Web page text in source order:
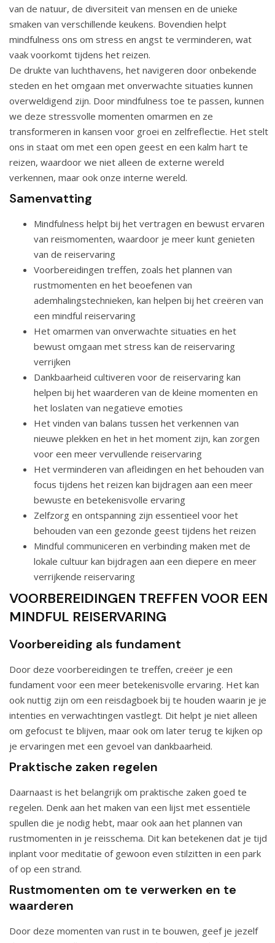
van de natuur, de diversiteit van mensen en de unieke
smaken van verschillende keukens. Bovendien helpt
mindfulness ons om stress en angst te verminderen, wat
vaak voorkomt tijdens het reizen.
De drukte van luchthavens, het navigeren door onbekende
steden en het omgaan met onverwachte situaties kunnen
overweldigend zijn. Door mindfulness toe te passen, kunnen
we deze stressvolle momenten omarmen en ze
transformeren in kansen voor groei en zelfreflectie. Het stelt
ons in staat om met een open geest en een kalm hart te
reizen, waardoor we niet alleen de externe wereld
verkennen, maar ook onze interne wereld.
Samenvatting
Mindfulness helpt bij het vertragen en bewust ervaren
van reismomenten, waardoor je meer kunt genieten
van de reiservaring
Voorbereidingen treffen, zoals het plannen van
rustmomenten en het beoefenen van
ademhalingstechnieken, kan helpen bij het creëren van
een mindful reiservaring
Het omarmen van onverwachte situaties en het
bewust omgaan met stress kan de reiservaring
verrijken
Dankbaarheid cultiveren voor de reiservaring kan
helpen bij het waarderen van de kleine momenten en
het loslaten van negatieve emoties
Het vinden van balans tussen het verkennen van
nieuwe plekken en het in het moment zijn, kan zorgen
voor een meer vervullende reiservaring
Het verminderen van afleidingen en het behouden van
focus tijdens het reizen kan bijdragen aan een meer
bewuste en betekenisvolle ervaring
Zelfzorg en ontspanning zijn essentieel voor het
behouden van een gezonde geest tijdens het reizen
Mindful communiceren en verbinding maken met de
lokale cultuur kan bijdragen aan een diepere en meer
verrijkende reiservaring
VOORBEREIDINGEN TREFFEN VOOR EEN
MINDFUL REISERVARING
Voorbereiding als fundament
Door deze voorbereidingen te treffen, creëer je een
fundament voor een meer betekenisvolle ervaring. Het kan
ook nuttig zijn om een reisdagboek bij te houden waarin je je
intenties en verwachtingen vastlegt. Dit helpt je niet alleen
om gefocust te blijven, maar ook om later terug te kijken op
je ervaringen met een gevoel van dankbaarheid.
Praktische zaken regelen
Daarnaast is het belangrijk om praktische zaken goed te
regelen. Denk aan het maken van een lijst met essentiële
spullen die je nodig hebt, maar ook aan het plannen van
rustmomenten in je reisschema. Dit kan betekenen dat je tijd
inplant voor meditatie of gewoon even stilzitten in een park
of op een strand.
Rustmomenten om te verwerken en te
waarderen
Door deze momenten van rust in te bouwen, geef je jezelf